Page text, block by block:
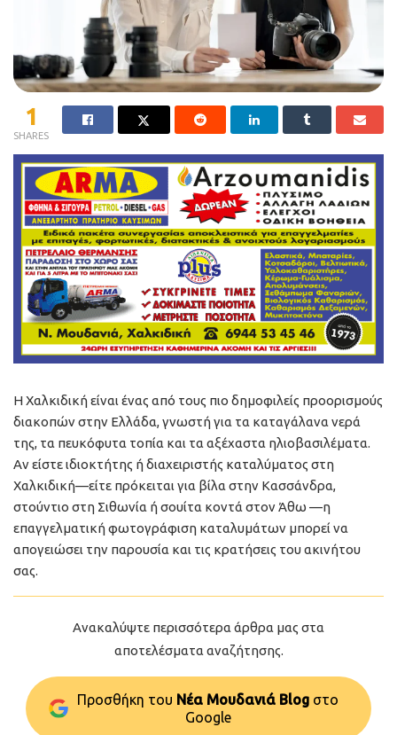
1
SHARES
Η Χαλκιδική είναι ένας από τους πιο δημοφιλείς προορισμούς
διακοπών στην Ελλάδα, γνωστή για τα καταγάλανα νερά
της, τα πευκόφυτα τοπία και τα αξέχαστα ηλιοβασιλέματα.
Αν είστε ιδιοκτήτης ή διαχειριστής καταλύματος στη
Χαλκιδική—είτε πρόκειται για βίλα στην Κασσάνδρα,
στούντιο στη Σιθωνία ή σουίτα κοντά στον Άθω —η
επαγγελματική φωτογράφιση καταλυμάτων μπορεί να
απογειώσει την παρουσία και τις κρατήσεις του ακινήτου
σας.
Ανακαλύψτε περισσότερα άρθρα μας στα
αποτελέσματα αναζήτησης.
Προσθήκη του Νέα Μουδανιά Blog στo
Google